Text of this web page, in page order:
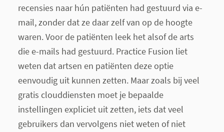
recensies naar hún patiënten had gestuurd via e-
mail, zonder dat ze daar zelf van op de hoogte
waren. Voor de patiënten leek het alsof de arts
die e-mails had gestuurd. Practice Fusion liet
weten dat artsen en patiënten deze optie
eenvoudig uit kunnen zetten. Maar zoals bij veel
gratis clouddiensten moet je bepaalde
instellingen expliciet uit zetten, iets dat veel
gebruikers dan vervolgens niet weten of niet